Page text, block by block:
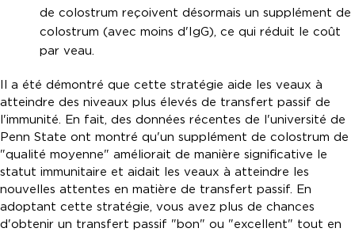
de colostrum reçoivent désormais un supplément de
colostrum (avec moins d'IgG), ce qui réduit le coût
par veau.
Il a été démontré que cette stratégie aide les veaux à
atteindre des niveaux plus élevés de transfert passif de
l'immunité. En fait, des données récentes de l'université de
Penn State ont montré qu'un supplément de colostrum de
"qualité moyenne" améliorait de manière significative le
statut immunitaire et aidait les veaux à atteindre les
nouvelles attentes en matière de transfert passif. En
adoptant cette stratégie, vous avez plus de chances
d'obtenir un transfert passif "bon" ou "excellent" tout en